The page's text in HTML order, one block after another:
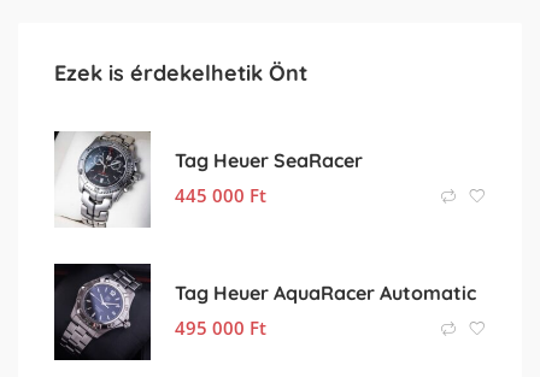
Ezek is érdekelhetik Önt
Tag Heuer SeaRacer
445 000 Ft
Tag Heuer AquaRacer Automatic
495 000 Ft